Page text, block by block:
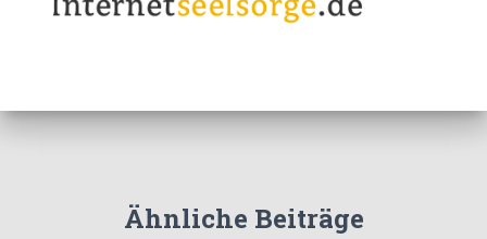
Ähnliche Beiträge